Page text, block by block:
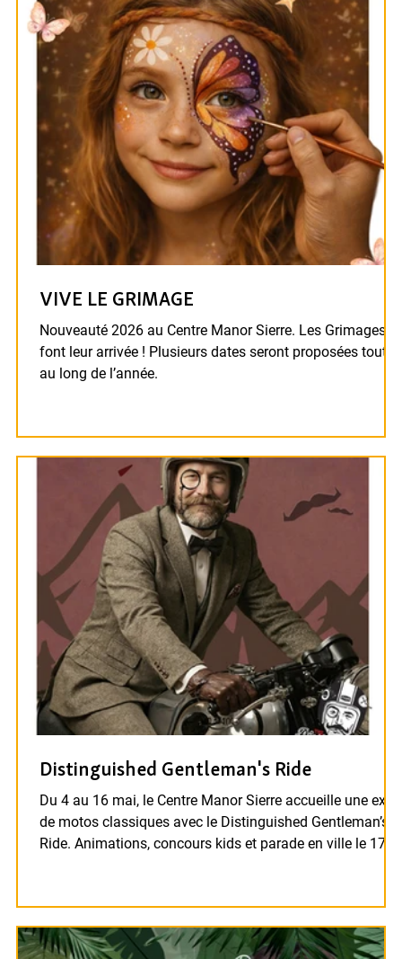
VIVE LE GRIMAGE
Nouveauté 2026 au Centre Manor Sierre. Les Grimages
font leur arrivée ! Plusieurs dates seront proposées tout
au long de l’année.
Distinguished Gentleman's Ride
Du 4 au 16 mai, le Centre Manor Sierre accueille une expo
de motos classiques avec le Distinguished Gentleman’s
Ride. Animations, concours kids et parade en ville le 17